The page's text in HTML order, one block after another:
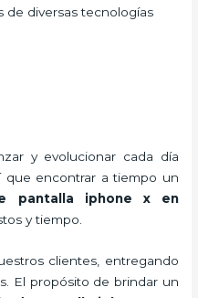
de diversas tecnologías
y evolucionar cada día
que encontrar a tiempo un
pantalla iphone xen
y tiempo.
clientes, entregando
El propósito de brindar un